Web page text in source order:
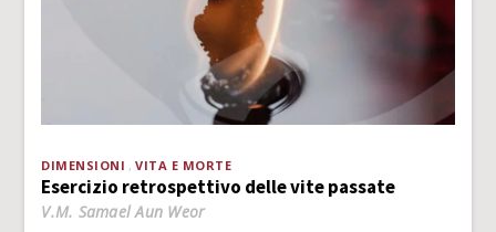
DIMENSIONI VITA E MORTE
Esercizio retrospettivo delle vite passate
V.M. Samael Aun Weor